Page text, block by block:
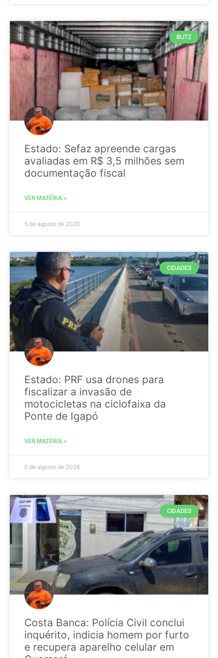
BLITZ
Estado: Sefaz apreende cargas
avaliadas em R$ 3,5 milhões sem
documentação fiscal
VER MATÉRIA »
5 de agosto de 2026
CIDADES
Estado: PRF usa drones para
fiscalizar a invasão de
motocicletas na ciclofaixa da
Ponte de Igapó
VER MATÉRIA »
5 de agosto de 2026
CIDADES
Costa Banca: Polícia Civil conclui
inquérito, indicia homem por furto
e recupera aparelho celular em